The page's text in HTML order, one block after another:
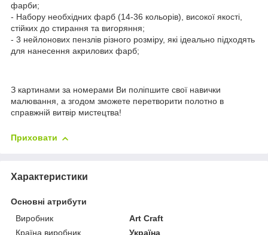
фарби;
- Набору необхідних фарб (14-36 кольорів), високої якості,
стійких до стирання та вигоряння;
- 3 нейлонових пензлів різного розміру, які ідеально підходять
для нанесення акрилових фарб;
З картинами за номерами Ви поліпшите свої навички
малювання, а згодом зможете перетворити полотно в
справжній витвір мистецтва!
Приховати
Характеристики
Основні атрибути
Виробник
Art Craft
Країна виробник
Україна